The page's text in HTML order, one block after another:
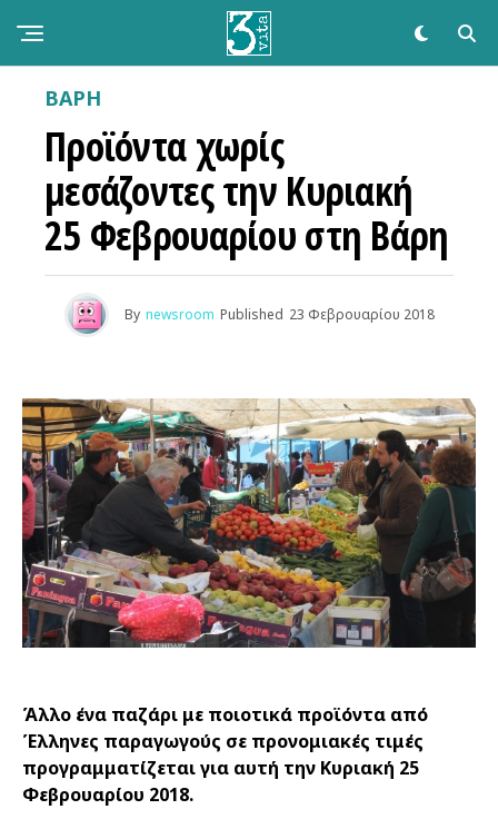
ΒΑΡΗ
Προϊόντα χωρίς
μεσάζοντες την Κυριακή
25 Φεβρουαρίου στη Βάρη
By newsroom Published 23 Φεβρουαρίου 2018
Άλλο ένα παζάρι με ποιοτικά προϊόντα από
Έλληνες παραγωγούς σε προνομιακές τιμές
προγραμματίζεται για αυτή την Κυριακή 25
Φεβρουαρίου 2018.